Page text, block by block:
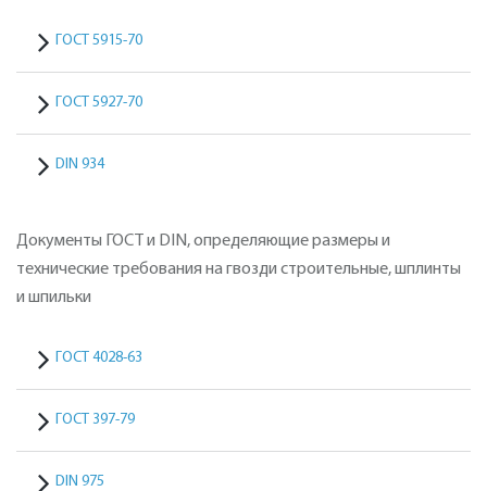
ГОСТ 5915-70
ГОСТ 5927-70
DIN 934
Документы ГОСТ и DIN, определяющие размеры и
технические требования на гвозди строительные, шплинты
и шпильки
ГОСТ 4028-63
ГОСТ 397-79
DIN 975